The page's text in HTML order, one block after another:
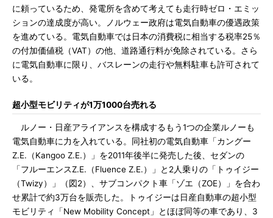
に頼っているため、発電所を含めて考えても走行時ゼロ・エミッ
ションの達成度が高い。ノルウェー政府は電気自動車の優遇政策
を進めている。電気自動車では日本の消費税に相当する税率25％
の付加価値税（VAT）の他、道路通行料が免除されている。さら
に電気自動車に限り、バスレーンの走行や無料駐車も許可されて
いる。
超小型モビリティが1万1000台売れる
ルノー・日産アライアンスを構成するもう1つの企業ルノーも
電気自動車に力を入れている。同社初の電気自動車「カングー
Z.E.（Kangoo Z.E.）」を2011年後半に発売した後、セダンの
「フルーエンスZ.E.（Fluence Z.E.）」と2人乗りの「トゥイジー
（Twizy）」（図2）、サブコンパクト車「ゾエ（ZOE）」を合わ
せ累計で約3万台を販売した。トゥイジーは日産自動車の超小型
モビリティ「New Mobility Concept」とほぼ同等の車であり、3